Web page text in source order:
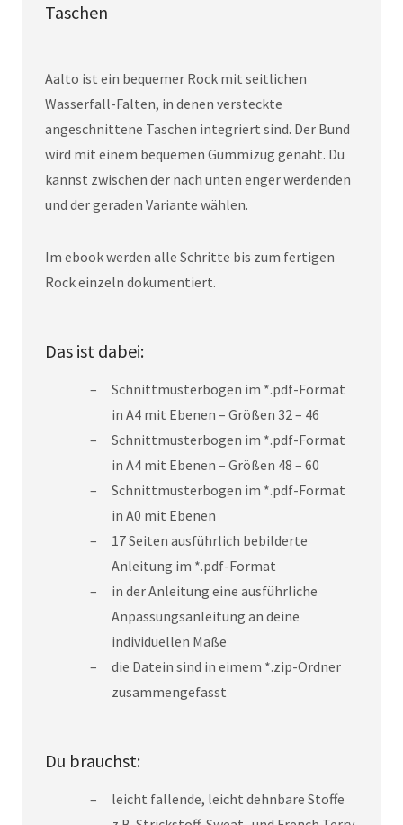
Taschen
Aalto ist ein bequemer Rock mit seitlichen
Wasserfall-Falten, in denen versteckte
angeschnittene Taschen integriert sind. Der Bund
wird mit einem bequemen Gummizug genäht. Du
kannst zwischen der nach unten enger werdenden
und der geraden Variante wählen.
Im ebook werden alle Schritte bis zum fertigen
Rock einzeln dokumentiert.
Das ist dabei:
Schnittmusterbogen im *.pdf-Format
in A4 mit Ebenen – Größen 32 – 46
Schnittmusterbogen im *.pdf-Format
in A4 mit Ebenen – Größen 48 – 60
Schnittmusterbogen im *.pdf-Format
in A0 mit Ebenen
17 Seiten ausführlich bebilderte
Anleitung im *.pdf-Format
in der Anleitung eine ausführliche
Anpassungsanleitung an deine
individuellen Maße
die Datein sind in eimem *.zip-Ordner
zusammengefasst
Du brauchst:
leicht fallende, leicht dehnbare Stoffe